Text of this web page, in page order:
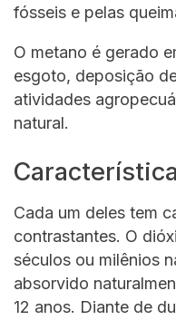
fósseis e pelas
O metano é gerado
esgoto, deposição
atividades
natural.
Cada um deles tem
contrastantes. O
séculos ou milênios
absorvido
12 anos. Diante de